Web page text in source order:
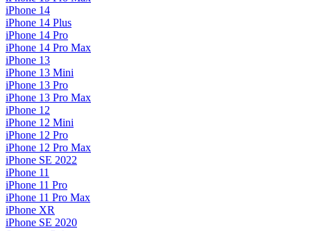
iPhone 14
iPhone 14 Plus
iPhone 14 Pro
iPhone 14 Pro Max
iPhone 13
iPhone 13 Mini
iPhone 13 Pro
iPhone 13 Pro Max
iPhone 12
iPhone 12 Mini
iPhone 12 Pro
iPhone 12 Pro Max
iPhone SE 2022
iPhone 11
iPhone 11 Pro
iPhone 11 Pro Max
iPhone XR
iPhone SE 2020